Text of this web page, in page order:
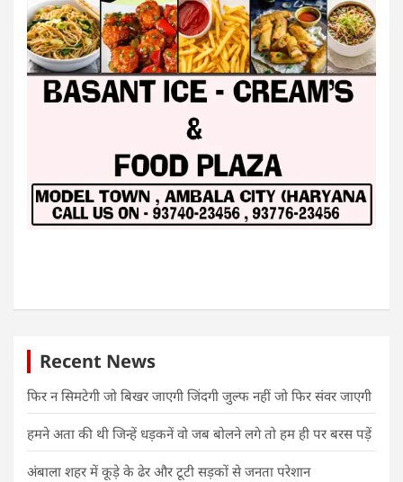
Recent News
फिर न सिमटेगी जो बिखर जाएगी जिंदगी जुल्फ नहीं जो फिर संवर जाएगी
हमने अता की थी जिन्हें धड़कनें वो जब बोलने लगे तो हम ही पर बरस पड़ें
अंबाला शहर में कूड़े के ढेर और टूटी सड़कों से जनता परेशान